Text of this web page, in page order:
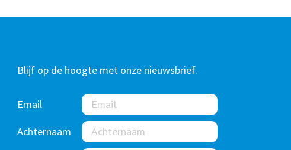
Blijf op de hoogte met onze nieuwsbrief.
Email
Achternaam